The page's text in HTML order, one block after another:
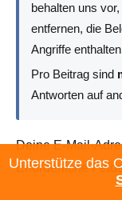
behalten uns
entfernen, die
Angriffe
Pro Beitrag sind
Antworten auf
Deine E-Mail-
Erforderliche
Unterstütze das